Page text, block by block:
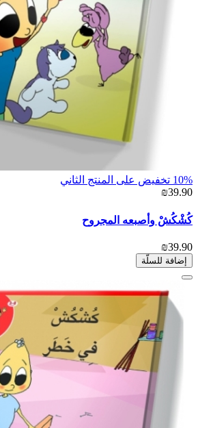
10% تخفيض على المنتج الثاني
₪39.90
كُشْكُشْ وأصبعه المجروح
₪39.90
إضافة للسلّة